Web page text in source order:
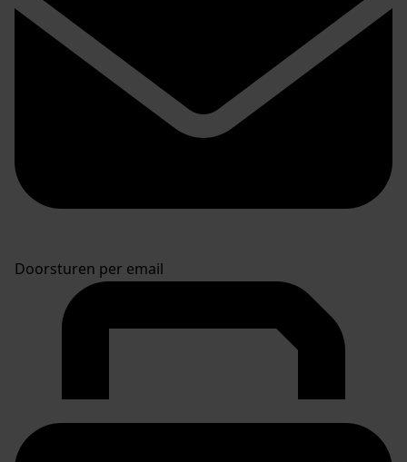
Doorsturen per email